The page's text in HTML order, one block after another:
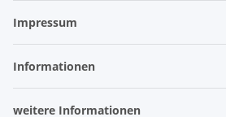
Impressum
Informationen
weitere Informationen